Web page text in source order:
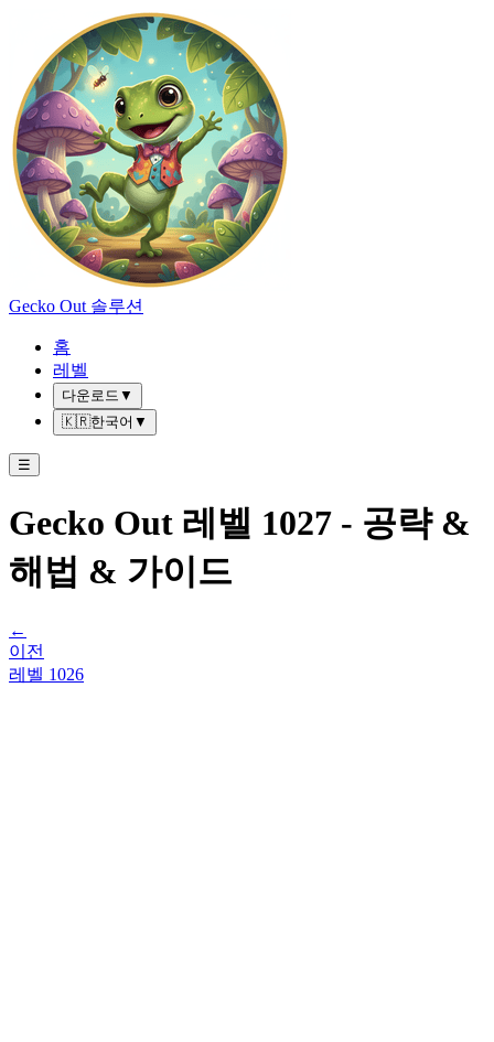
Gecko Out 솔루션
홈
레벨
다운로드 ▼
🇰🇷한국어 ▼
☰
Gecko Out 레벨 1027 - 공략 &
해법 & 가이드
←
이전
레벨 1026